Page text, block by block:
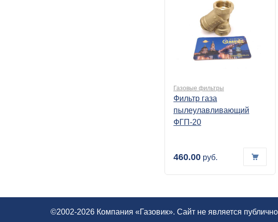
Газовые фильтры
Фильтр газа
пылеулавливающий
ФГП-20
460.00 руб.
©2002-2026 Компания «Газовик». Сайт не является